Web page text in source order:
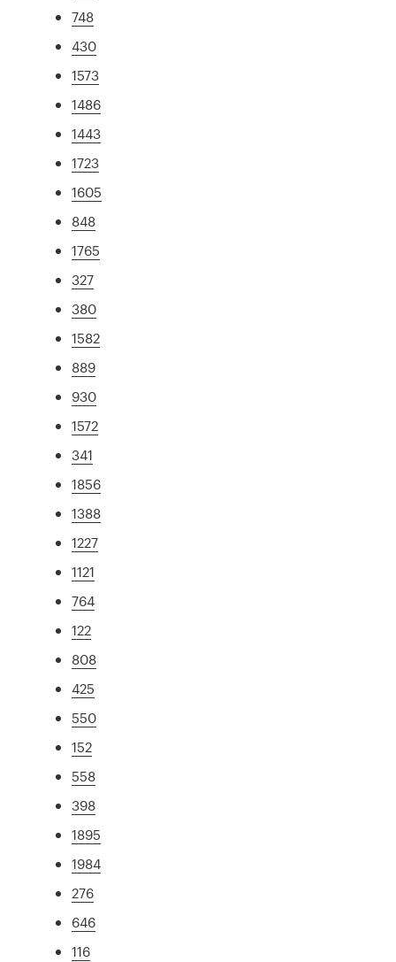
748
430
1573
1486
1443
1723
1605
848
1765
327
380
1582
889
930
1572
341
1856
1388
1227
1121
764
122
808
425
550
152
558
398
1895
1984
276
646
116